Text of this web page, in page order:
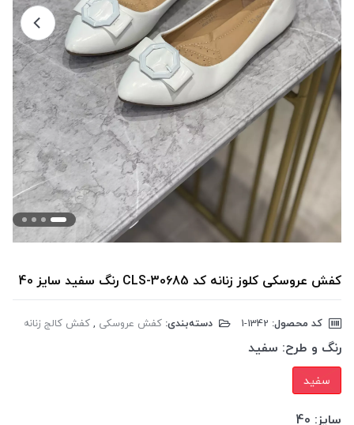
کفش عروسکی کلوز زنانه کد CLS-30685 رنگ سفید سایز 40
کد محصول: دسته‌بندی: کفش عروسکی ,کفش کالج زنانه
رنگ و طرح: سفید
سفید
سایز: 40